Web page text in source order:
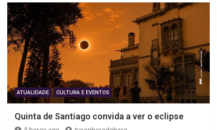
ATUALIDADE CULTURA E EVENTOS
Quinta de Santiago convida a ver o eclipse